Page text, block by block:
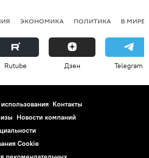
ЭКОНОМИКА ПОЛИТИКА В МИРЕ
Rutube Дзен Telegram
Контакты
Новости компаний
Cookie